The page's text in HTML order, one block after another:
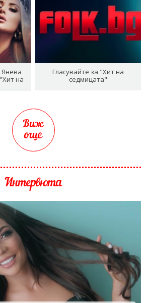
Янева
на
Гласувайте за "Хит на
седмицата"
Виж
още
Интервюта